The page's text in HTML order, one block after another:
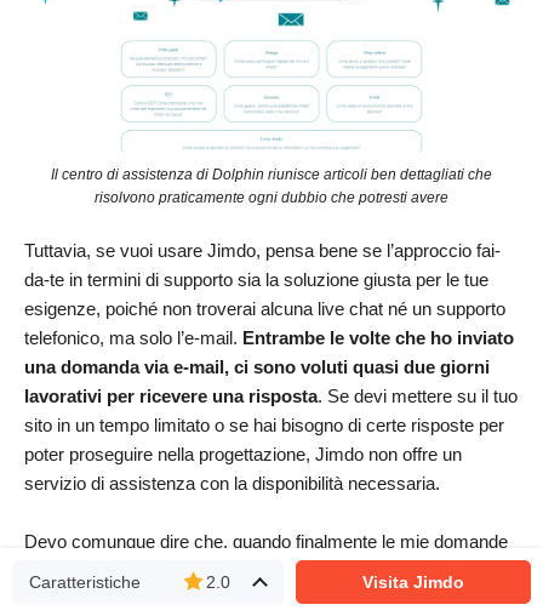
Il centro di assistenza di Dolphin riunisce articoli ben dettagliati che
risolvono praticamente ogni dubbio che potresti avere
Tuttavia, se vuoi usare Jimdo, pensa bene se l’approccio fai-
da-te in termini di supporto sia la soluzione giusta per le tue
esigenze, poiché non troverai alcuna live chat né un supporto
telefonico, ma solo l’e-mail. Entrambe le volte che ho inviato
una domanda via e-mail, ci sono voluti quasi due giorni
lavorativi per ricevere una risposta. Se devi mettere su il tuo
sito in un tempo limitato o se hai bisogno di certe risposte per
poter proseguire nella progettazione, Jimdo non offre un
servizio di assistenza con la disponibilità necessaria.
Devo comunque dire che, quando finalmente le mie domande
hanno ricevuto risposta, erano abbastanza approfondite ed
esaurienti. Entrambi i miei dubbi erano connessi alla differenza
Caratteristiche 2.0 Visita Jimdo